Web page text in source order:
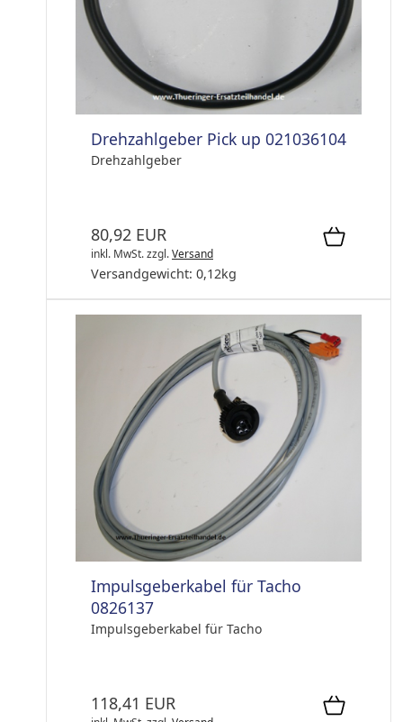
Drehzahlgeber Pick up 021036104
Drehzahlgeber
80,92 EUR
inkl. MwSt.zzgl.Versand
Versandgewicht: 0,12kg
Impulsgeberkabel für Tacho
0826137
Impulsgeberkabel für Tacho
118,41 EUR